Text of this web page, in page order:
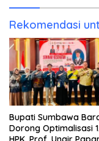
Rekomendasi
Bupati Sumbawa
Dorong Optimalisasi